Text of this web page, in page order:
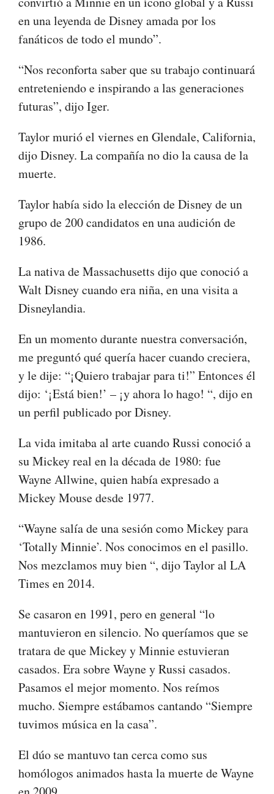
en una leyenda de Disney amada por los
fanáticos de todo el mundo”.
“Nos reconforta saber que su trabajo continuará
entreteniendo e inspirando a las generaciones
futuras”, dijo Iger.
Taylor murió el viernes en Glendale, California,
dijo Disney. La compañía no dio la causa de la
muerte.
Taylor había sido la elección de Disney de un
grupo de 200 candidatos en una audición de
1986.
La nativa de Massachusetts dijo que conoció a
Walt Disney cuando era niña, en una visita a
Disneylandia.
En un momento durante nuestra conversación,
me preguntó qué quería hacer cuando creciera,
y le dije: “¡Quiero trabajar para ti!” Entonces él
dijo: ‘¡Está bien!’ – ¡y ahora lo hago! “, dijo en
un perfil publicado por Disney.
La vida imitaba al arte cuando Russi conoció a
su Mickey real en la década de 1980: fue
Wayne Allwine, quien había expresado a
Mickey Mouse desde 1977.
“Wayne salía de una sesión como Mickey para
‘Totally Minnie’. Nos conocimos en el pasillo.
Nos mezclamos muy bien “, dijo Taylor al LA
Times en 2014.
Se casaron en 1991, pero en general “lo
mantuvieron en silencio. No queríamos que se
tratara de que Mickey y Minnie estuvieran
casados. Era sobre Wayne y Russi casados.
Pasamos el mejor momento. Nos reímos
mucho. Siempre estábamos cantando “Siempre
tuvimos música en la casa”.
El dúo se mantuvo tan cerca como sus
homólogos animados hasta la muerte de Wayne